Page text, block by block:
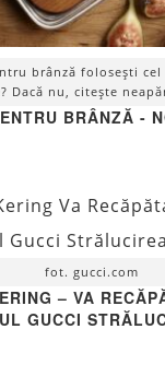
brânză folosești cel
Dacă nu, citește
BRÂNZĂ -
fot. gucci.com
– VA
GUCCI